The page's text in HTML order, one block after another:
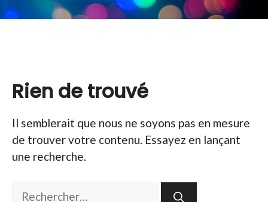
Rien de trouvé
Il semblerait que nous ne soyons pas en mesure
de trouver votre contenu. Essayez en lançant
une recherche.
Rechercher :